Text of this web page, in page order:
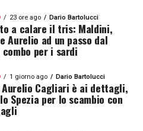
23 ore ago Dario Bartolucci
a calare il tris: Maldini,
Aurelio ad un passo dal
per i sardi
1 giorno ago Dario Bartolucci
Aurelio Cagliari è ai dettagli,
Spezia per lo scambio con